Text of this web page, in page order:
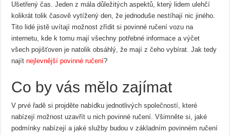
Ušetřený čas. Jeden z mála důležitých aspektů, který lidem ulehčí
kolikrát tolik časově vytížený den, že jednoduše nestíhají nic jiného.
Tito lidé jistě uvítají možnost zřídit si povinné ručení vozu na
internetu, kde k tomu mají všechny potřebné informace a výčet
všech pojišťoven je natolik obsáhlý, že mají z čeho vybírat. Jak tedy
najítnejlevnější povinné ručení?
Co by vás mělo zajímat
V prvé řadě si projděte nabídku jednotlivých společností, které
nabízejí možnost uzavřít u nich povinné ručení. Všimněte si, jaké
podmínky nabízejí a jaké služby budou v základním povinném ručení